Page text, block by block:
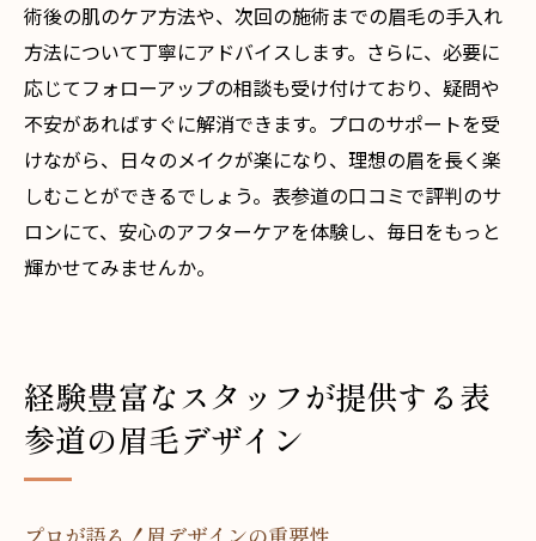
術後の肌のケア方法や、次回の施術までの眉毛の手入れ
方法について丁寧にアドバイスします。さらに、必要に
応じてフォローアップの相談も受け付けており、疑問や
不安があればすぐに解消できます。プロのサポートを受
けながら、日々のメイクが楽になり、理想の眉を長く楽
しむことができるでしょう。表参道の口コミで評判のサ
ロンにて、安心のアフターケアを体験し、毎日をもっと
輝かせてみませんか。
経験豊富なスタッフが提供する表
参道の眉毛デザイン